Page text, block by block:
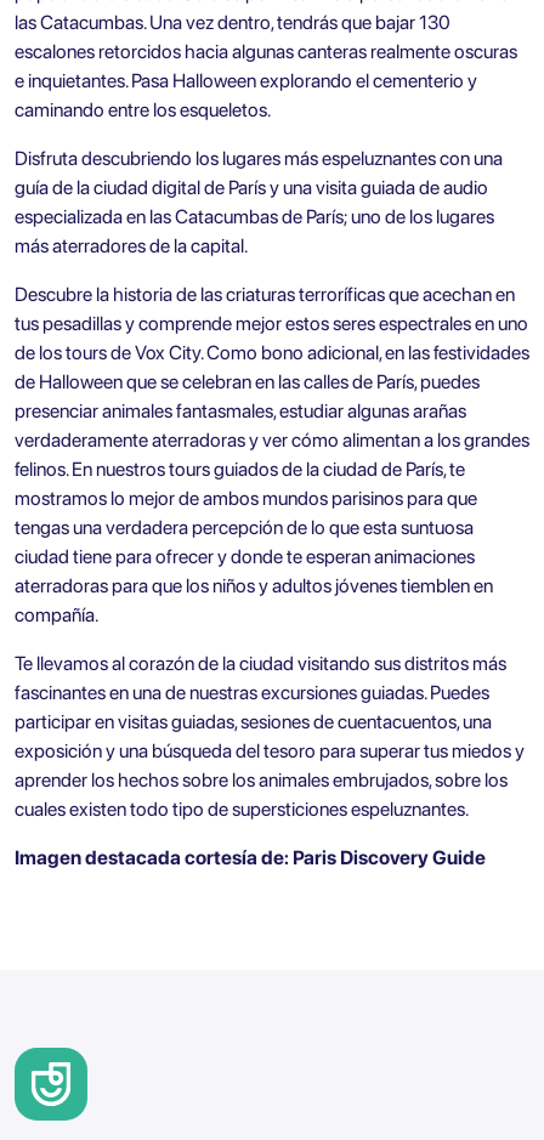
las Catacumbas. Una vez dentro, tendrás que bajar 130
escalones retorcidos hacia algunas canteras realmente oscuras
e inquietantes. Pasa Halloween explorando el cementerio y
caminando entre los esqueletos.
Disfruta descubriendo los lugares más espeluznantes con una
guía de la ciudad digital de París y unavisita guiada de audio
especializada en las Catacumbas de París;uno de los lugares
más aterradores de la capital.
Descubre la historia de las criaturas terroríficas que acechan en
tus pesadillas y comprende mejor estos seres espectrales en uno
de lostours de Vox City. Como bono adicional, en las festividades
de Halloween que se celebran en las calles de París, puedes
presenciar animales fantasmales, estudiar algunas arañas
verdaderamente aterradoras y ver cómo alimentan a los grandes
felinos. En nuestrostours guiados de la ciudad de París,te
mostramos lo mejor de ambos mundos parisinos para que
tengas una verdadera percepción de lo que esta suntuosa
ciudad tiene para ofrecer y donde te esperan animaciones
aterradoras para que los niños y adultos jóvenes tiemblen en
compañía.
Te llevamos al corazón de la ciudad visitando sus distritos más
fascinantes en una de nuestras excursiones guiadas. Puedes
participar en visitas guiadas, sesiones de cuentacuentos, una
exposición y una búsqueda del tesoro para superar tus miedos y
aprender los hechos sobre los animales embrujados, sobre los
cuales existen todo tipo de supersticiones espeluznantes.
Imagen destacada cortesía de: Paris Discovery Guide